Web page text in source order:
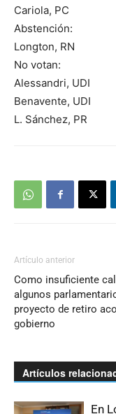
Cariola, PC
Abstención:
Longton, RN
No votan:
Alessandri, UDI
Benavente, UDI
L. Sánchez, PR
Artículo anterior
Como insuficiente
algunos
proyecto de retiro
gobierno
Artículos
En